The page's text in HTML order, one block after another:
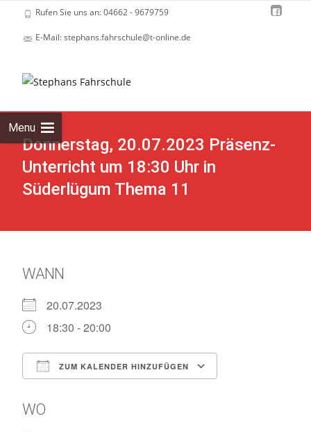
Rufen Sie uns an: 04662 - 9679759
E-Mail: stephans.fahrschule@t-online.de
Menu
Donnerstag, 20.07.2023 Präsenz-
Unterricht um 18:30 Uhr in
Süderlügum Thema 11
WANN
20.07.2023
18:30 - 20:00
ZUM KALENDER HINZUFÜGEN
WO